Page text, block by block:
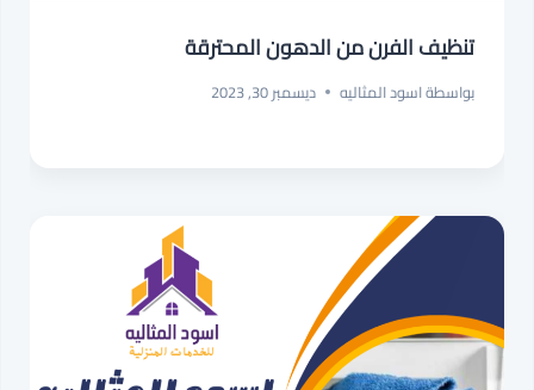
تنظيف الفرن من الدهون المحترقة
بواسطةاسود المثاليه ديسمبر 30, 2023